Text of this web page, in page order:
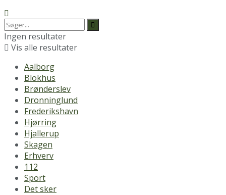
Ingen resultater
Vis alle resultater
Aalborg
Blokhus
Brønderslev
Dronninglund
Frederikshavn
Hjørring
Hjallerup
Skagen
Erhverv
112
Sport
Det sker